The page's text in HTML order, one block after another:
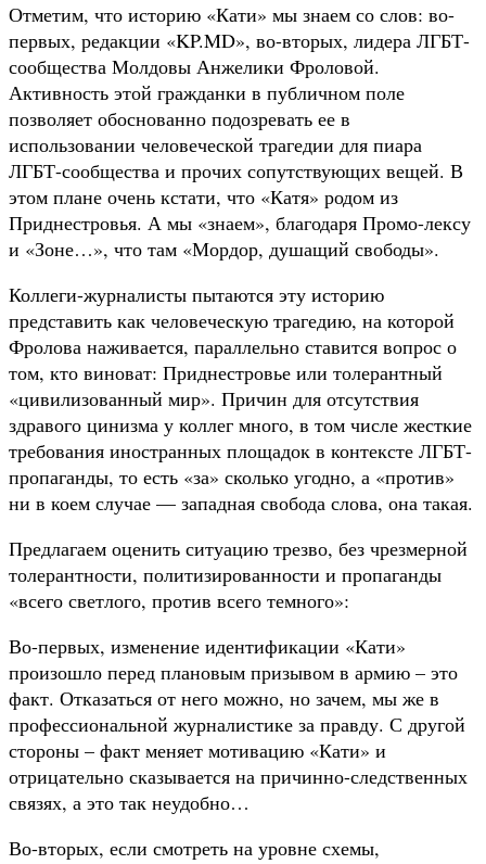
Отметим, что историю «Кати» мы знаем со слов: во-
первых, редакции «KP.MD», во-вторых, лидера ЛГБТ-
сообщества Молдовы Анжелики Фроловой.
Активность этой гражданки в публичном поле
позволяет обоснованно подозревать ее в
использовании человеческой трагедии для пиара
ЛГБТ-сообщества и прочих сопутствующих вещей. В
этом плане очень кстати, что «Катя» родом из
Приднестровья. А мы «знаем», благодаря Промо-лексу
и «Зоне…», что там «Мордор, душащий свободы».
Коллеги-журналисты пытаются эту историю
представить как человеческую трагедию, на которой
Фролова наживается, параллельно ставится вопрос о
том, кто виноват: Приднестровье или толерантный
«цивилизованный мир». Причин для отсутствия
здравого цинизма у коллег много, в том числе жесткие
требования иностранных площадок в контексте ЛГБТ-
пропаганды, то есть «за» сколько угодно, а «против»
ни в коем случае — западная свобода слова, она такая.
Предлагаем оценить ситуацию трезво, без чрезмерной
толерантности, политизированности и пропаганды
«всего светлого, против всего темного»:
Во-первых, изменение идентификации «Кати»
произошло перед плановым призывом в армию – это
факт. Отказаться от него можно, но зачем, мы же в
профессиональной журналистике за правду. С другой
стороны – факт меняет мотивацию «Кати» и
отрицательно сказывается на причинно-следственных
связях, а это так неудобно…
Во-вторых, если смотреть на уровне схемы,